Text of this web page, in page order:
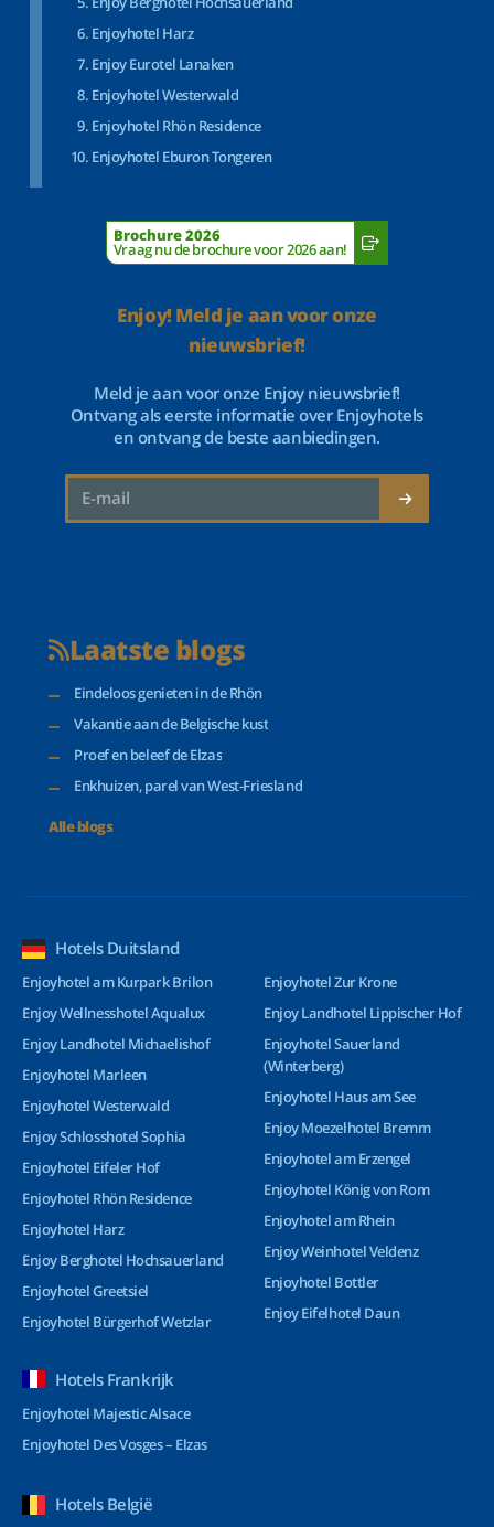
Enjoyhotel Harz
Enjoy Eurotel Lanaken
Enjoyhotel Westerwald
Enjoyhotel Rhön Residence
Enjoyhotel Eburon Tongeren
Brochure 2026
Vraag nu de brochure voor 2026 aan!
Enjoy! Meld je aan voor onze
nieuwsbrief!
Meld je aan voor onze Enjoy nieuwsbrief!
Ontvang als eerste informatie over Enjoyhotels
en ontvang de beste aanbiedingen.
Laatste blogs
Eindeloos genieten in de Rhön
Vakantie aan de Belgische kust
Proef en beleef de Elzas
Enkhuizen, parel van West-Friesland
Alle blogs
Hotels Duitsland
Enjoyhotel am Kurpark Brilon
Enjoy Wellnesshotel Aqualux
Enjoy Landhotel Michaelishof
Enjoyhotel Marleen
Enjoyhotel Westerwald
Enjoy Schlosshotel Sophia
Enjoyhotel Eifeler Hof
Enjoyhotel Rhön Residence
Enjoyhotel Harz
Enjoy Berghotel Hochsauerland
Enjoyhotel Greetsiel
Enjoyhotel Bürgerhof Wetzlar
Enjoyhotel Zur Krone
Enjoy Landhotel Lippischer Hof
Enjoyhotel Sauerland
(Winterberg)
Enjoyhotel Haus am See
Enjoy Moezelhotel Bremm
Enjoyhotel am Erzengel
Enjoyhotel König von Rom
Enjoyhotel am Rhein
Enjoy Weinhotel Veldenz
Enjoyhotel Bottler
Enjoy Eifelhotel Daun
Hotels Frankrijk
Enjoyhotel Majestic Alsace
Enjoyhotel Des Vosges – Elzas
Hotels België